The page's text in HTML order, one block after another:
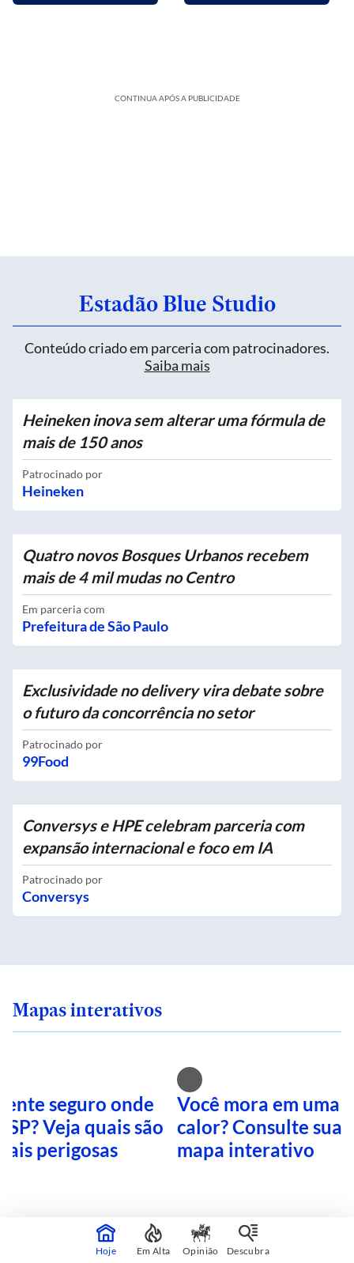
CONTINUA APÓS A PUBLICIDADE
Estadão Blue Studio
Conteúdo criado em parceria com patrocinadores.
Saiba mais
Heineken inova sem alterar uma fórmula de
mais de 150 anos
Patrocinado por
Heineken
Quatro novos Bosques Urbanos recebem
mais de 4 mil mudas no Centro
Em parceria com
Prefeitura de São Paulo
Exclusividade no delivery vira debate sobre
o futuro da concorrência no setor
Patrocinado por
99Food
Conversys e HPE celebram parceria com
expansão internacional e foco em IA
Patrocinado por
Conversys
Mapas interativos
seguro onde
SP? Veja quais são
perigosas
Você mora em uma
calor? Consulte sua
mapa interativo
CONTINUA APÓS A PUBLICIDADE
Hoje Em Alta Opinião Descubra